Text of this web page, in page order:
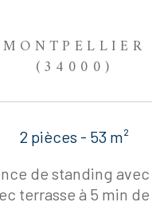
MONTPELLIER
(34000)
2 pièces - 53 m²
de standing
terrasse à 5 min